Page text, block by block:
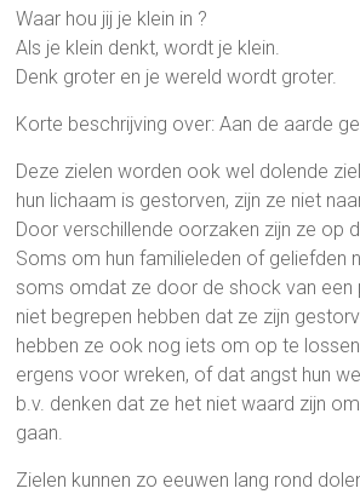
Waar hou jij je klein in ?
Als je klein denkt, wordt je klein.
Denk groter en je wereld wordt groter.
Korte beschrijving over: Aan de aarde
Deze zielen worden ook wel dolende
hun lichaam is gestorven, zijn ze niet
Door verschillende oorzaken zijn ze op
Soms om hun familieleden of geliefden
soms omdat ze door de shock van een
niet begrepen hebben dat ze zijn
hebben ze ook nog iets om op te
ergens voor wreken, of dat angst hun
b.v. denken dat ze het niet waard zijn
gaan.
Zielen kunnen zo eeuwen lang rond